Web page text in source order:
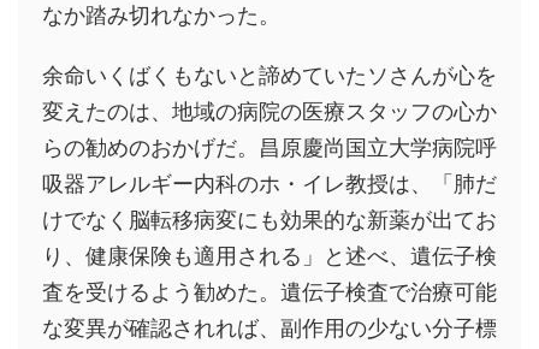
なか踏み切れなかった。
余命いくばくもないと諦めていたソさんが心を
変えたのは、地域の病院の医療スタッフの心か
らの勧めのおかげだ。昌原慶尚国立大学病院呼
吸器アレルギー内科のホ・イレ教授は、「肺だ
けでなく脳転移病変にも効果的な新薬が出てお
り、健康保険も適用される」と述べ、遺伝子検
査を受けるよう勧めた。遺伝子検査で治療可能
な変異が確認されれば、副作用の少ない分子標